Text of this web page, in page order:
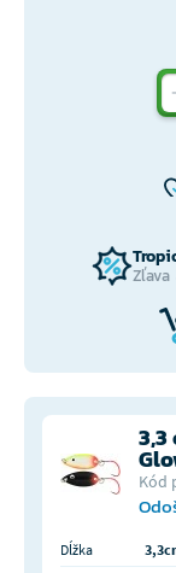
Zľava
3,3
Kód
Dĺžka